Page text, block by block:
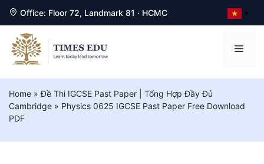
Office: Floor 72, Landmark 81 · HCMC ▼
Chuyển
đến
nội
dung
Home »Đề Thi IGCSE Past Paper | Tổng Hợp Đầy Đủ
Cambridge » Physics 0625 IGCSE Past Paper Free Download
PDF